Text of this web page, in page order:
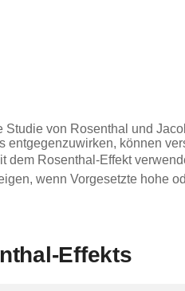
von Rosenthal und
entgegenzuwirken, können
dem Rosenthal-Effekt
wenn Vorgesetzte hohe
Effekts